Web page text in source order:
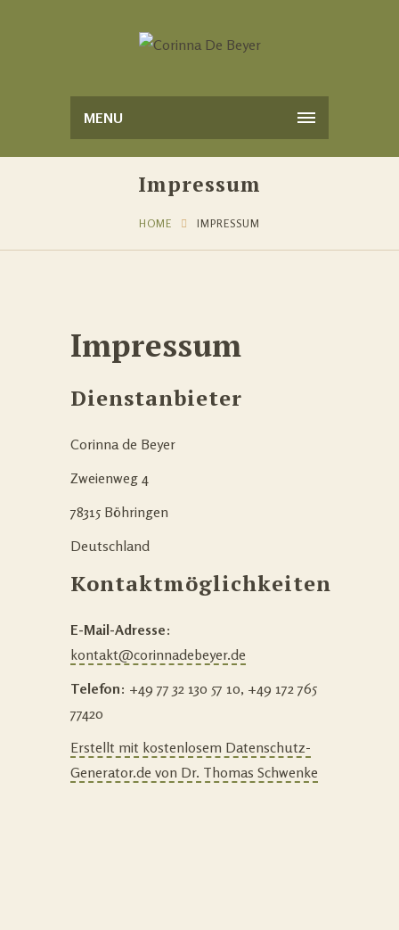
MENU
Impressum
HOME IMPRESSUM
Impressum
Dienstanbieter
Corinna de Beyer
Zweienweg 4
78315 Böhringen
Deutschland
Kontaktmöglichkeiten
E-Mail-Adresse:
kontakt@corinnadebeyer.de
Telefon: +49 77 32 130 57 10, +49 172 765
77420
Erstellt mit kostenlosem Datenschutz-
Generator.de von Dr. Thomas Schwenke